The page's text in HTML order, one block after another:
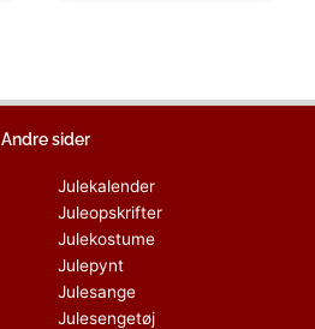
Andre sider
Julekalender
Juleopskrifter
Julekostume
Julepynt
Julesange
Julesengetøj